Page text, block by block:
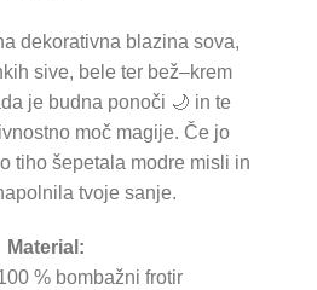
dekorativna blazina sova,
sive, bele ter bež–krem
je budna ponoči 🌙 in te
moč magije. Če jo
tiho šepetala modre misli in
tvoje sanje.
Material:
% bombažni frotir